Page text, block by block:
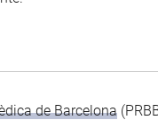
de Barcelona